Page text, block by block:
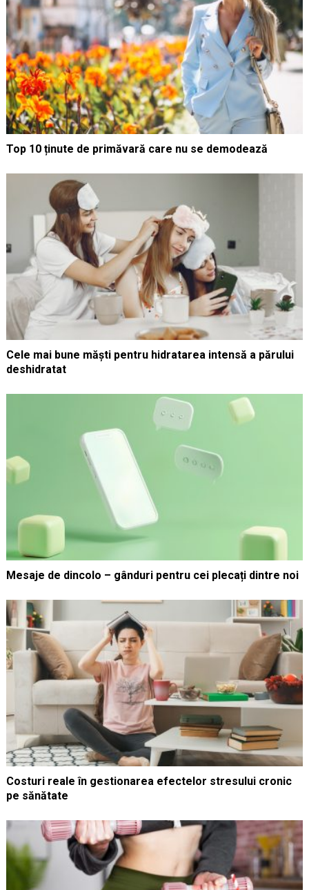
Top 10 ținute de primăvară care nu se demodează
Cele mai bune măști pentru hidratarea intensă a părului
deshidratat
Mesaje de dincolo – gânduri pentru cei plecați dintre noi
Costuri reale în gestionarea efectelor stresului cronic
pe sănătate